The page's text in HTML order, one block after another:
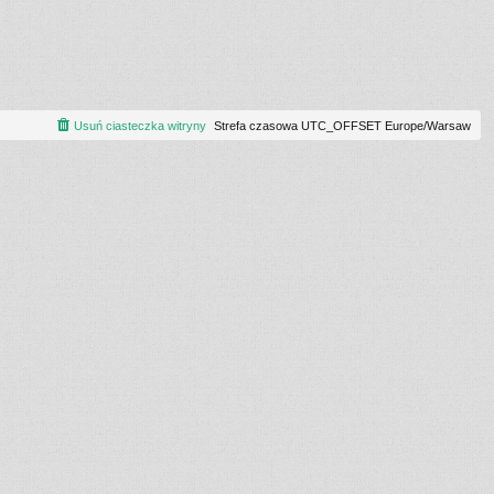
Strefa czasowa UTC_OFFSET Europe/Warsaw
Usuń ciasteczka witryny